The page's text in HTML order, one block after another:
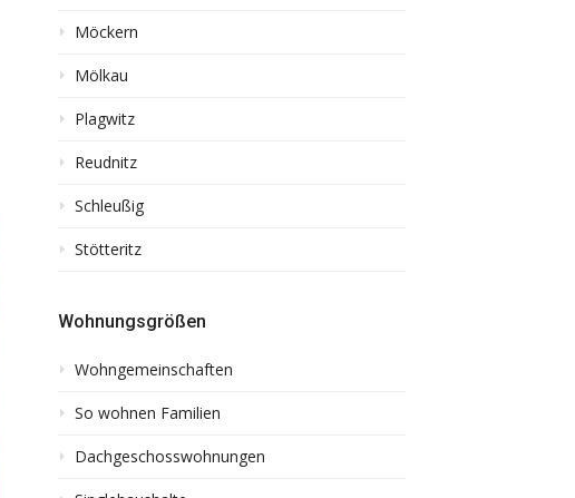
Möckern
Mölkau
Plagwitz
Reudnitz
Schleußig
Stötteritz
Wohnungsgrößen
Wohngemeinschaften
So wohnen Familien
Dachgeschosswohnungen